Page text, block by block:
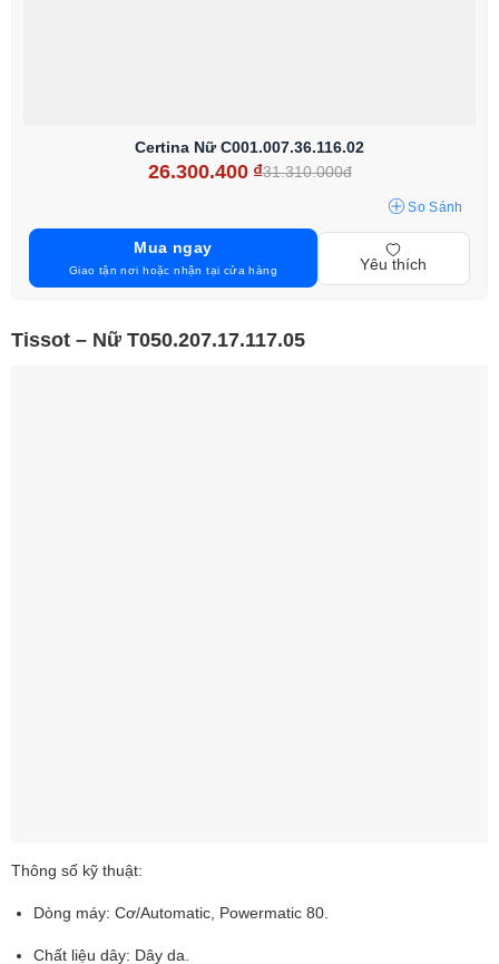
Certina Nữ C001.007.36.116.02
26.300.400 ₫31.310.000đ
So Sánh
Mua ngay
Giao tận nơi hoặc nhận tại cửa hàng Yêu thích
Tissot – Nữ T050.207.17.117.05
Thông số kỹ thuật:
Dòng máy: Cơ/Automatic, Powermatic 80.
Chất liệu dây: Dây da.